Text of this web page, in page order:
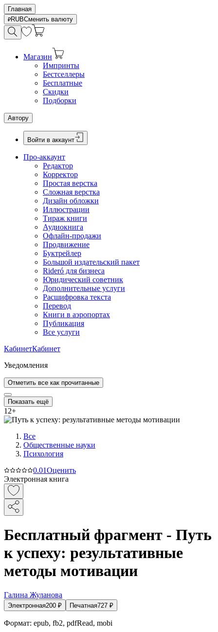
Главная
RUBСменить валюту
Магазин
Импринты
Бестселлеры
Бесплатные
Скидки
Подборки
Автору
Войти в аккаунт
Про-аккаунт
Редактор
Корректор
Простая верстка
Сложная верстка
Дизайн обложки
Иллюстрации
Тираж книги
Аудиокнига
Офлайн-продажи
Продвижение
Буктрейлер
Большой издательский пакет
Rideró для бизнеса
Юридический советник
Дополнительные услуги
Расшифровка текста
Перевод
Книги в аэропортах
Публикация
Все услуги
КабинетКабинет
Уведомления
Отметить все как прочитанные
Показать ещё
12+
Все
Общественные науки
Психология
0.01Оценить
Электронная книга
Бесплатный фрагмент - Путь
к успеху: результативные
методы мотивации
Галина Жуланова
Электронная200 ₽ Печатная727 ₽
Формат: epub, fb2, pdfRead, mobi